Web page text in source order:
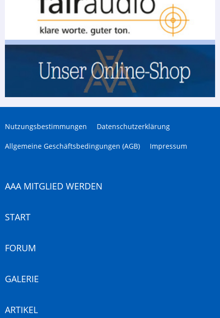
Nutzungsbestimmungen Datenschutzerklärung
Allgemeine Geschäftsbedingungen (AGB) Impressum
AAA MITGLIED WERDEN
START
FORUM
GALERIE
ARTIKEL